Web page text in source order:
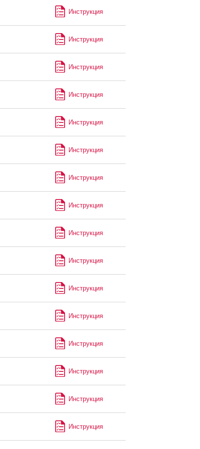
Инструкция
Инструкция
Инструкция
Инструкция
Инструкция
Инструкция
Инструкция
Инструкция
Инструкция
Инструкция
Инструкция
Инструкция
Инструкция
Инструкция
Инструкция
Инструкция